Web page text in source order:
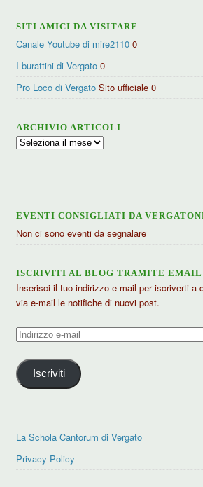
SITI AMICI DA VISITARE
Canale Youtube di mire2110 0
I burattini di Vergato 0
Pro Loco di Vergato Sito ufficiale 0
ARCHIVIO ARTICOLI
Archivio
EVENTI CONSIGLIATI DA
Non ci sono eventi da segnalare
ISCRIVITI AL BLOG TRAMITE EMAIL
Inserisci il tuo indirizzo e-mail per iscriverti a
via e-mail le notifiche di nuovi post.
Indirizzo
mail
Iscriviti
La Schola Cantorum di Vergato
Privacy Policy